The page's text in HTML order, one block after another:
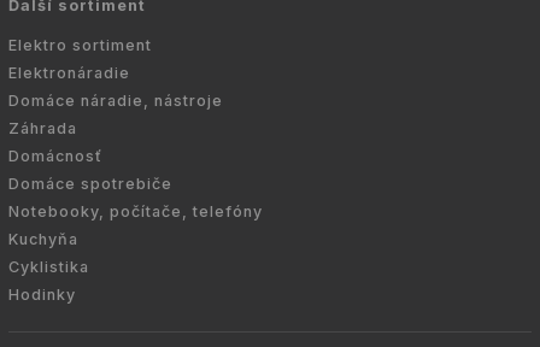
Ďalší sortiment
Elektro sortiment
Elektronáradie
Domáce náradie, nástroje
Záhrada
Domácnosť
Domáce spotrebiče
Notebooky, počítače, telefóny
Kuchyňa
Cyklistika
Hodinky